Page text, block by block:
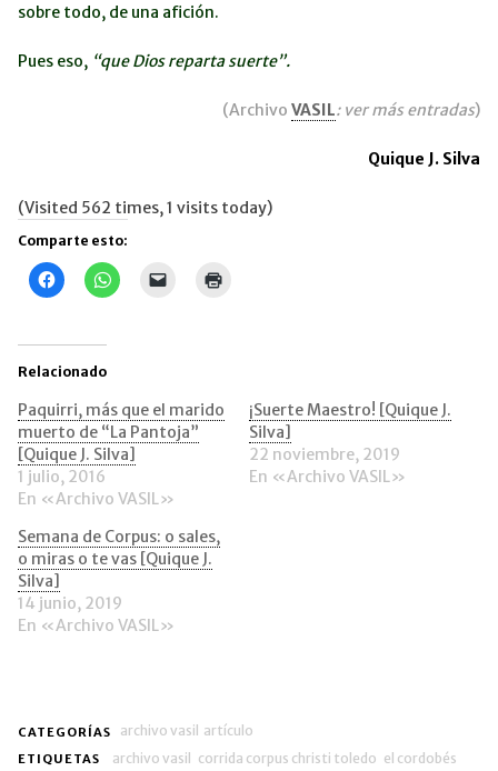
sobre todo, de una afición.
Pues eso, “que Dios reparta suerte”.
(Archivo VASIL: ver más entradas)
Quique J. Silva
(Visited 562 times, 1 visits today)
Comparte esto:
Haz
clic
Facebook
(Se
abre
una
ventana
nueva)
Haz
clic
una
ventana
nueva)
a
un
amigo
(Se
una
ventana
nueva)
Relacionado
Paquirri, más que el marido
muerto de “La Pantoja”
[Quique J. Silva]
1 julio, 2016
En «Archivo VASIL»
¡Suerte Maestro! [Quique J.
Silva]
22 noviembre, 2019
En «Archivo VASIL»
Semana de Corpus: o sales,
o miras o te vas [Quique J.
Silva]
14 junio, 2019
En «Archivo VASIL»
CATEGORÍAS archivo vasil artículo
ETIQUETAS archivo vasil corrida corpus christi toledo el cordobés